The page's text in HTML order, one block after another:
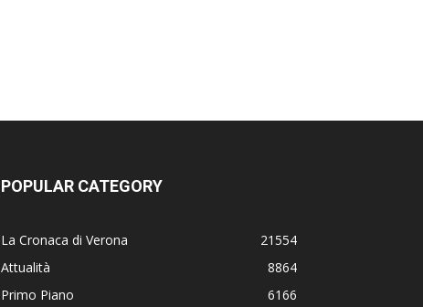
POPULAR CATEGORY
La Cronaca di Verona
21554
Attualità
8864
Primo Piano
6166